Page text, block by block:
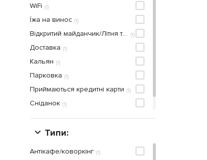
(1)
WiFi
(1)
Їжа на винос
(1)
Відкритий майданчик/Літня тераса
(1)
Доставка
(1)
Кальян
(1)
Парковка
(1)
Приймаються кредитнi карти
(1)
Сніданок
(1)
ТВ перегляд спортивних передач
Типи:
(1)
Антікафе/коворкінг